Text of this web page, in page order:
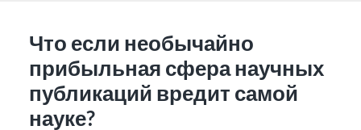
Что если необычайно
прибыльная сфера научных
публикаций вредит самой
науке?